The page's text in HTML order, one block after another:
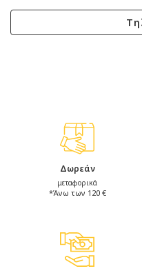
Δωρεάν
μεταφορικά
*Άνω των 120 €